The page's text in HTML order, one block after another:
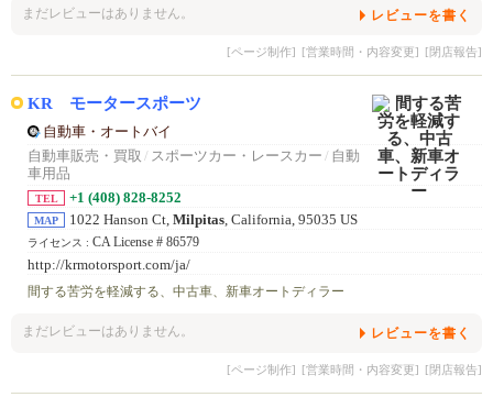
まだレビューはありません。 レビューを書く
[ページ制作] [営業時間・内容変更] [閉店報告]
KR モータースポーツ
自動車・オートバイ
自動車販売・買取 / スポーツカー・レースカー / 自動
車用品
TEL +1 (408) 828-8252
MAP 1022 Hanson Ct, Milpitas , California, 95035 US
ライセンス : CA License # 86579
http://krmotorsport.com/ja/
間する苦労を軽減する、中古車、新車オートディラー
まだレビューはありません。 レビューを書く
[ページ制作] [営業時間・内容変更] [閉店報告]